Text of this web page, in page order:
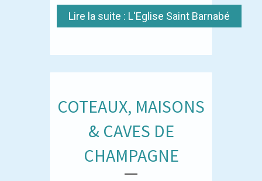
Lire la suite : L'Eglise Saint Barnabé
COTEAUX, MAISONS
& CAVES DE
CHAMPAGNE